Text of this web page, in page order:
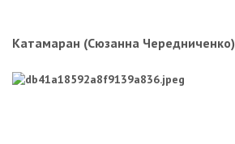
Катамаран (Сюзанна Чередниченко)